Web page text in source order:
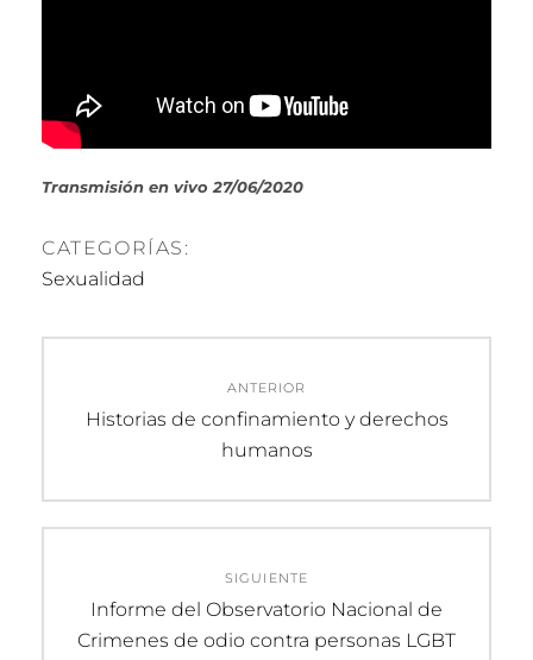
Transmisión en vivo 27/06/2020
CATEGORÍAS:
Sexualidad
ANTERIOR
Entrada
Historias de confinamiento y derechos
humanos
SIGUIENTE
Entrada
siguiente:
Informe del Observatorio Nacional de
Crimenes de odio contra personas LGBT